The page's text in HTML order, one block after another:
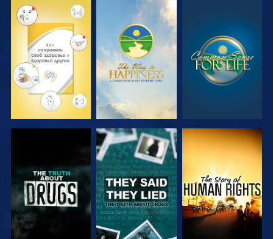
СМОТРЕТЬ СМОТРЕТЬ СМОТРЕТЬ
СМОТРЕТЬ СМОТРЕТЬ